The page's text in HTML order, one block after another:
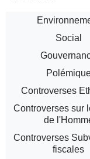
Social
Controverses
Controverses sur
de
Controverses
fiscales